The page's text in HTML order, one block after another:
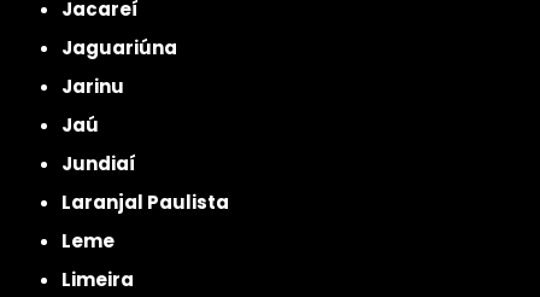
Jacareí
Jaguariúna
Jarinu
Jaú
Jundiaí
Laranjal Paulista
Leme
Limeira